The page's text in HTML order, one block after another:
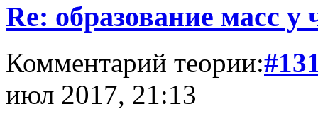
Re: образование масс у
Комментарий теории:
июл 2017, 21:13